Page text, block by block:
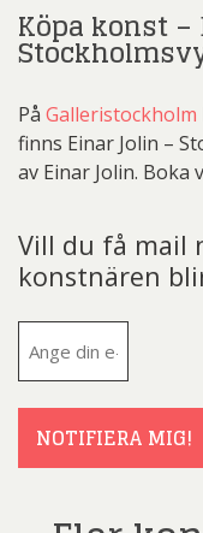
Köpa konst
På Galleristockholm
finns Einar Jolin –
av Einar Jolin. Boka
Vill du få mail
konstnären
NOTIFIERA MIG!